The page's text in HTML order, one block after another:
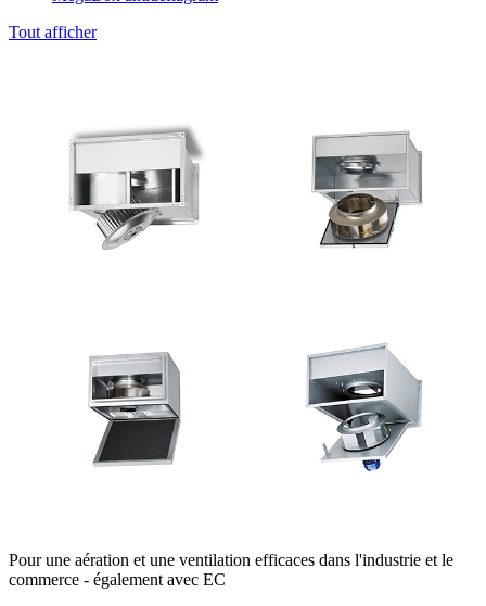
Tout afficher
Pour une aération et une ventilation efficaces dans l'industrie et le
commerce - également avec EC